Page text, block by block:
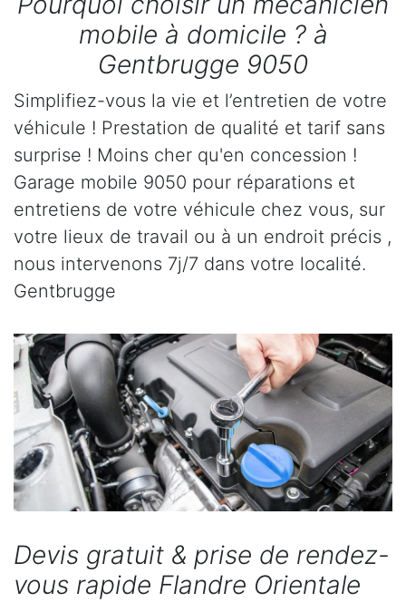
mobile à domicile ? à
Gentbrugge 9050
Simplifiez-vous la vie et l’entretien de votre
véhicule ! Prestation de qualité et tarif sans
surprise ! Moins cher qu'en concession !
Garage mobile 9050 pour réparations et
entretiens de votre véhicule chez vous, sur
votre lieux de travail ou à un endroit précis ,
nous intervenons 7j/7 dans votre localité.
Gentbrugge
Devis gratuit & prise de rendez-
vous rapide Flandre Orientale